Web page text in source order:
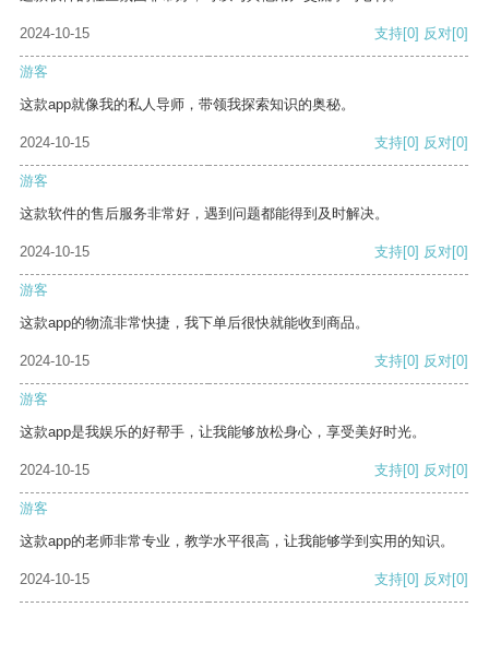
2024-10-15 支持[0] 反对[0]
游客
这款app就像我的私人导师，带领我探索知识的奥秘。
2024-10-15 支持[0] 反对[0]
游客
这款软件的售后服务非常好，遇到问题都能得到及时解决。
2024-10-15 支持[0] 反对[0]
游客
这款app的物流非常快捷，我下单后很快就能收到商品。
2024-10-15 支持[0] 反对[0]
游客
这款app是我娱乐的好帮手，让我能够放松身心，享受美好时光。
2024-10-15 支持[0] 反对[0]
游客
这款app的老师非常专业，教学水平很高，让我能够学到实用的知识。
2024-10-15 支持[0] 反对[0]